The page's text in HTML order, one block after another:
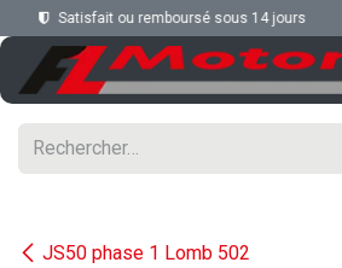
Se rendre au contenu
Satisfait ou remboursé sous 14 jours
JS50 phase 1 Lomb 502